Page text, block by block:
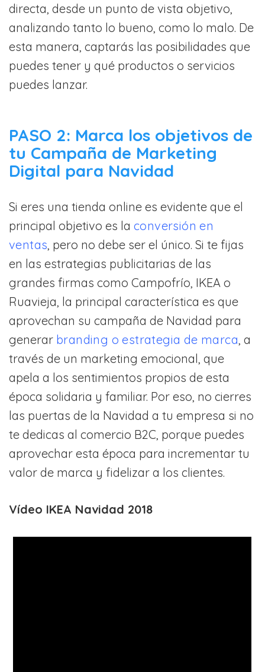
directa, desde un punto de vista objetivo,
analizando tanto lo bueno, como lo malo. De
esta manera, captarás las posibilidades que
puedes tener y qué productos o servicios
puedes lanzar.
PASO 2: Marca los objetivos de
tu Campaña de Marketing
Digital para Navidad
Si eres una tienda online es evidente que el
principal objetivo es la conversión en
ventas , pero no debe ser el único. Si te fijas
en las estrategias publicitarias de las
grandes firmas como Campofrío, IKEA o
Ruavieja, la principal característica es que
aprovechan su campaña de Navidad para
generar branding o estrategia de marca , a
través de un marketing emocional, que
apela a los sentimientos propios de esta
época solidaria y familiar. Por eso, no cierres
las puertas de la Navidad a tu empresa si no
te dedicas al comercio B2C, porque puedes
aprovechar esta época para incrementar tu
valor de marca y fidelizar a los clientes.
Vídeo IKEA Navidad 2018